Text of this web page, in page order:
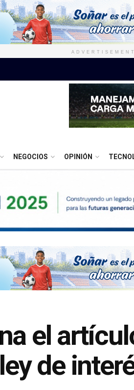
ADVERTISEMENT
NEGOCIOS OPINIÓN
el
de